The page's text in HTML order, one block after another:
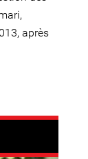
après